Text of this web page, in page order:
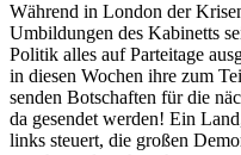
Während in London der
Umbildungen des Kabinetts
Politik alles auf Parteitage
in diesen Wochen ihre zum
senden Botschaften für die
da gesendet werden! Ein
links steuert, die großen